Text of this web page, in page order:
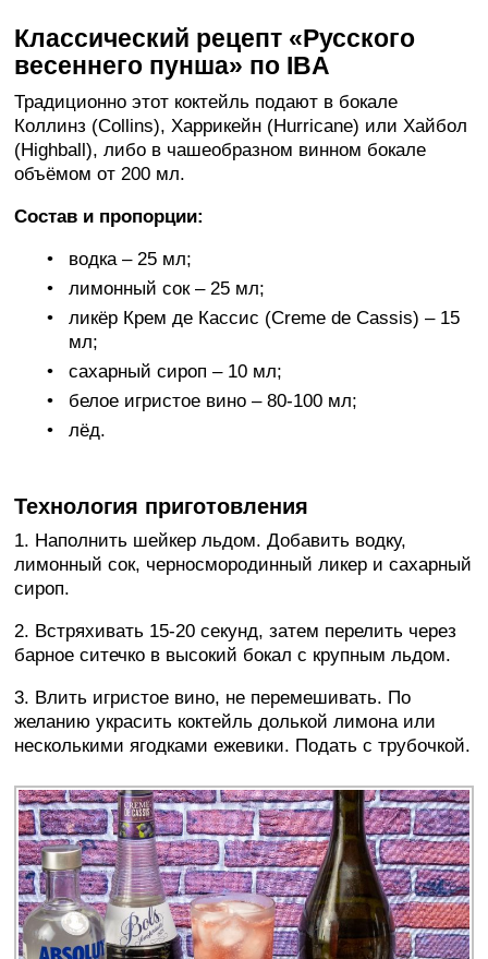
Классический рецепт «Русского
весеннего пунша» по IBA
Традиционно этот коктейль подают в бокале
Коллинз (Collins), Харрикейн (Hurricane) или Хайбол
(Highball), либо в чашеобразном винном бокале
объёмом от 200 мл.
Состав и пропорции:
водка – 25 мл;
лимонный сок – 25 мл;
ликёр Крем де Кассис (Creme de Cassis) – 15
мл;
сахарный сироп – 10 мл;
белое игристое вино – 80-100 мл;
лёд.
Технология приготовления
1. Наполнить шейкер льдом. Добавить водку,
лимонный сок, черносмородинный ликер и сахарный
сироп.
2. Встряхивать 15-20 секунд, затем перелить через
барное ситечко в высокий бокал с крупным льдом.
3. Влить игристое вино, не перемешивать. По
желанию украсить коктейль долькой лимона или
несколькими ягодками ежевики. Подать с трубочкой.